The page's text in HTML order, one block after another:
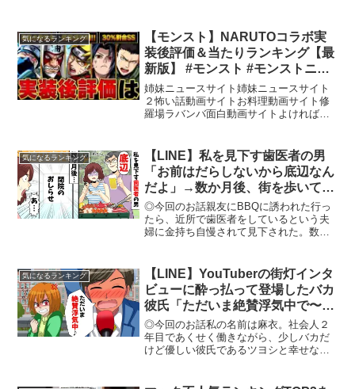
気になるランキング
【モンスト】NARUTOコラボ実
装後評価＆当たりランキング【最
新版】 #モンスト #モンストニュ
ース
姉妹ニュースサイト姉妹ニュースサイト
２怖い話動画サイトお料理動画サイト修
羅場ラバンバ面白動画サイトよければチ
ーーーーーーーーーーーーXもフォロー頂
けると嬉しいです！ /...
気になるランキング
【LINE】私を見下す歯医者の男
「お前はだらしないから底辺なん
だよ」→数か月後、街を歩いてい
るとww【スカッとする話】
◎今回のお話親友にBBQに誘われた行っ
たら、近所で歯医者をしているという夫
婦に金持ち自慢されて見下された。数か
お願いします。※当チャンネルに登場す
る人物の名前は架空...
気になるランキング
【LINE】YouTuberの街灯インタ
ビューに酔っ払って登場したバカ
彼氏「ただいま絶賛浮気中で〜す
♪」→YouTuberインタビューで２
３倍返ししたったww【スカッと
する話】
◎今回のお話私の名前は麻衣。社会人２
年目であくせく働きながら、少しバカだ
けど優しい彼氏であるツヨシと幸せな毎